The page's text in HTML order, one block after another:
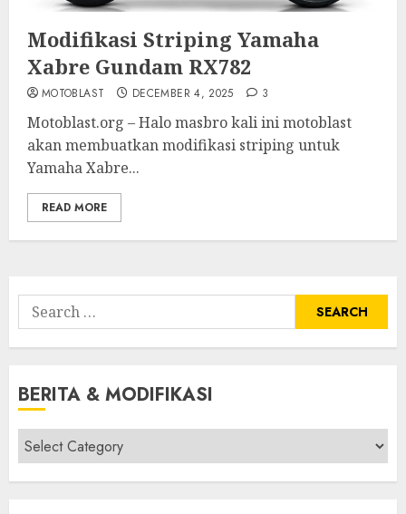
Modifikasi Striping Yamaha
Xabre Gundam RX782
MOTOBLAST DECEMBER 4, 2025 3
Motoblast.org – Halo masbro kali ini motoblast
akan membuatkan modifikasi striping untuk
Yamaha Xabre...
READ MORE
Search
for:
BERITA & MODIFIKASI
Berita
&
Modifikasi